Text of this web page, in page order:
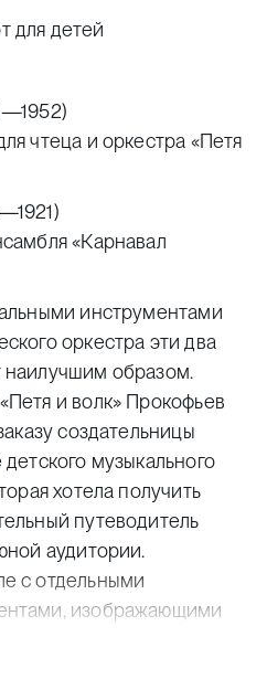
для детей
чтеца и оркестра «Петя
«Карнавал
инструментами
оркестра эти два
наилучшим образом.
и волк» Прокофьев
создательницы
музыкального
хотела получить
путеводитель
аудитории.
с отдельными
изображающими